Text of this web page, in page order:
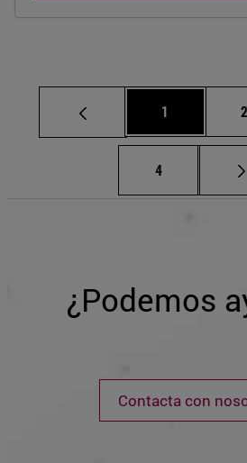
Página
1 2
Página
4
¿Podemos
Contacta con